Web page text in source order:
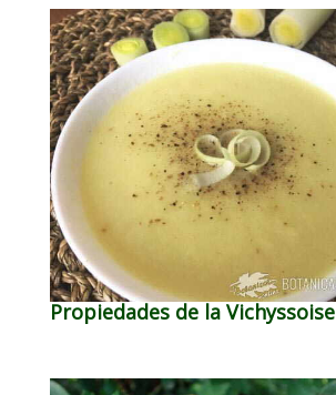
Propiedades de la Vichyssoise